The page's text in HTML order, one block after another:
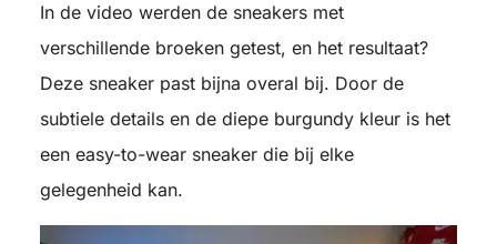
In de video werden de sneakers met
verschillende broeken getest, en het resultaat?
Deze sneaker past bijna overal bij. Door de
subtiele details en de diepe burgundy kleur is het
een easy-to-wear sneaker die bij elke
gelegenheid kan.